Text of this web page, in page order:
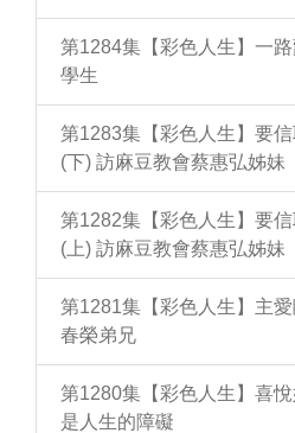
第1284集【彩色人生】一
學生
第1283集【彩色人生】要
(下) 訪麻豆教會蔡惠弘姊妹
第1282集【彩色人生】要
(上) 訪麻豆教會蔡惠弘姊妹
第1281集【彩色人生】主
春榮弟兄
第1280集【彩色人生】喜
是人生的障礙